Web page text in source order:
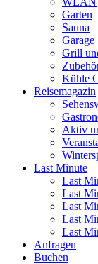
Garten
Sauna
Garage
Grill
Kühle
Reisemagazin
Aktiv
Last Minute
Last
Last
Last
Last
Last
Anfragen
Buchen